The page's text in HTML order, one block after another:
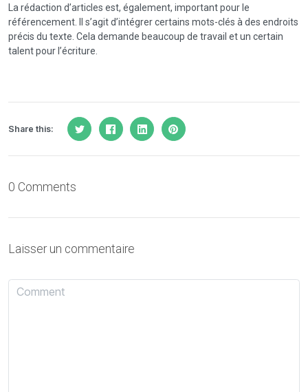
La rédaction d’articles est, également, important pour le
référencement. Il s’agit d’intégrer certains mots-clés à des endroits
précis du texte. Cela demande beaucoup de travail et un certain
talent pour l’écriture.
Share this:
0 Comments
Laisser un commentaire